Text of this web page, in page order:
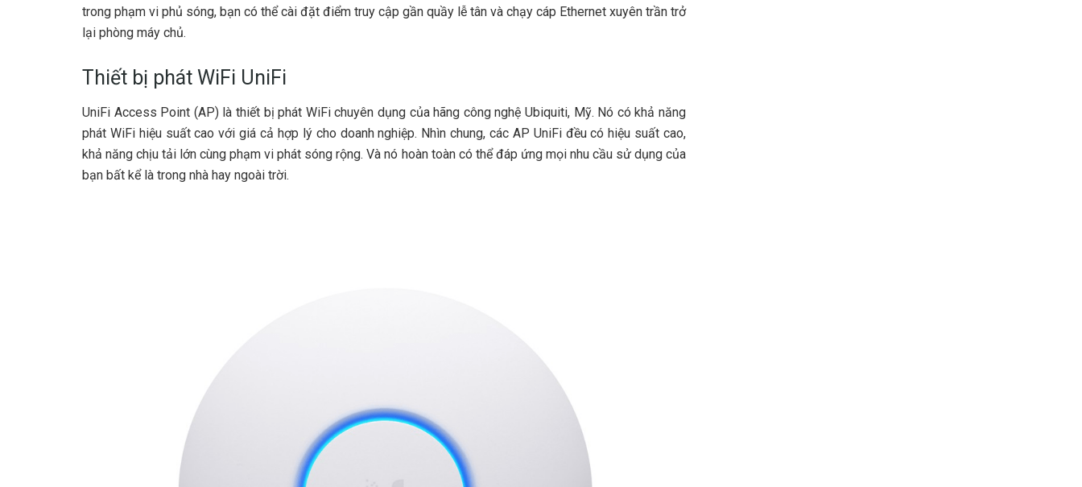
trong phạm vi phủ sóng, bạn có thể cài đặt điểm truy cập gần quầy lễ tân và chạy cáp Ethernet xuyên trần trở
lại phòng máy chủ.
Thiết bị phát WiFi UniFi
UniFi Access Point (AP) là thiết bị phát WiFi chuyên dụng của hãng công nghệ Ubiquiti, Mỹ. Nó có khả năng
phát WiFi hiệu suất cao với giá cả hợp lý cho doanh nghiệp. Nhìn chung, các AP UniFi đều có hiệu suất cao,
khả năng chịu tải lớn cùng phạm vi phát sóng rộng. Và nó hoàn toàn có thể đáp ứng mọi nhu cầu sử dụng của
bạn bất kể là trong nhà hay ngoài trời.